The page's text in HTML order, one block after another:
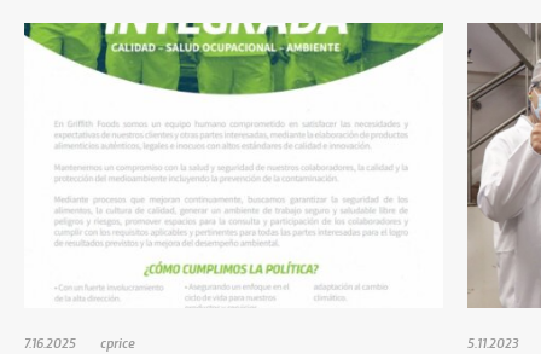
7.16.2025 cprice 5.11.2023